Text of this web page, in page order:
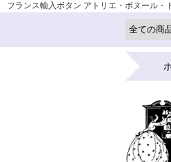
フランス輸入ボタン アトリエ・ボヌール